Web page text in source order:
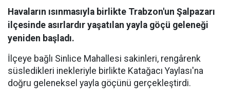
Havaların ısınmasıyla birlikte Trabzon'un Şalpazarı
ilçesinde asırlardır yaşatılan yayla göçü geleneği
yeniden başladı.
İlçeye bağlı Sinlice Mahallesi sakinleri, rengârenk
süsledikleri inekleriyle birlikte Katağacı Yaylası'na
doğru geleneksel yayla göçünü gerçekleştirdi.